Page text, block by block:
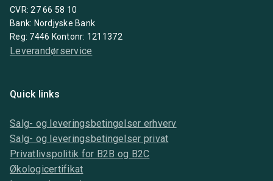
CVR: 27 66 58 10
Bank: Nordjyske Bank
Reg: 7446 Kontonr: 1211372
Leverandørservice
Quick links
Salg- og leveringsbetingelser erhverv
Salg- og leveringsbetingelser privat
Privatlivspolitik for B2B og B2C
Økologicertifikat